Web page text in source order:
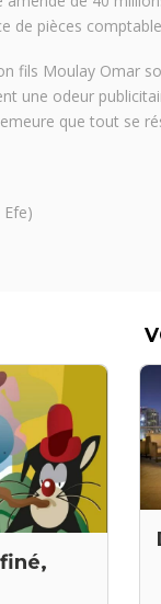
de pièces
fils Moulay Omar
une odeur
que tout se
Efe)